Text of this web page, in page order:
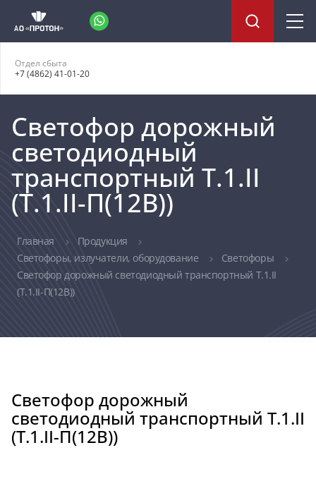
Отдел сбыта
+7 (4862) 41-01-20
Светофор дорожный
светодиодный
транспортный Т.1.II
(Т.1.II-П(12В))
Главная
Продукция
Светофоры, излучатели, оборудование
Светофоры
Светофор дорожный светодиодный транспортный Т.1.II
(Т.1.II-П(12В))
Светофор дорожный
светодиодный транспортный Т.1.II
(Т.1.II-П(12В))